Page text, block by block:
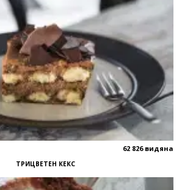
62 826 видяна
ТРИЦВЕТЕН КЕКС